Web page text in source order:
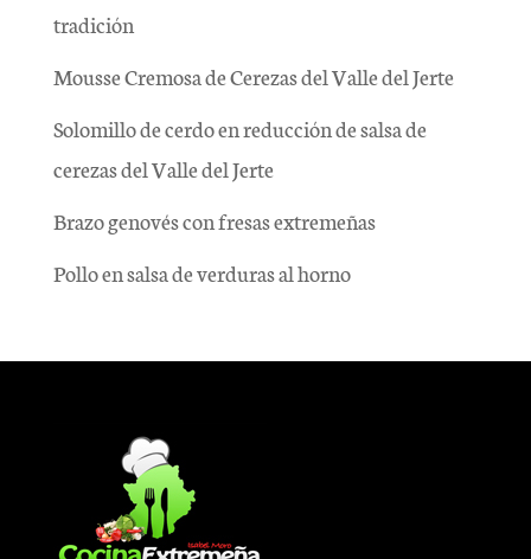
tradición
Mousse Cremosa de Cerezas del Valle del Jerte
Solomillo de cerdo en reducción de salsa de
cerezas del Valle del Jerte
Brazo genovés con fresas extremeñas
Pollo en salsa de verduras al horno